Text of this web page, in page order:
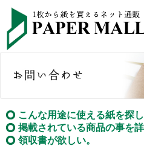
こんな用途に使える紙を探し
掲載されている商品の事を詳
領収書が欲しい。